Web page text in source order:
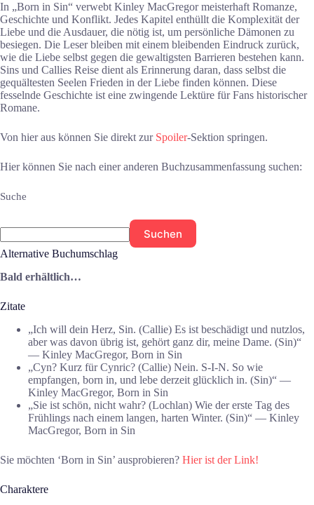
In „Born in Sin“ verwebt Kinley MacGregor meisterhaft Romanze,
Geschichte und Konflikt. Jedes Kapitel enthüllt die Komplexität der
Liebe und die Ausdauer, die nötig ist, um persönliche Dämonen zu
besiegen. Die Leser bleiben mit einem bleibenden Eindruck zurück,
wie die Liebe selbst gegen die gewaltigsten Barrieren bestehen kann.
Sins und Callies Reise dient als Erinnerung daran, dass selbst die
gequältesten Seelen Frieden in der Liebe finden können. Diese
fesselnde Geschichte ist eine zwingende Lektüre für Fans historischer
Romane.
Von hier aus können Sie direkt zur Spoiler-Sektion springen.
Hier können Sie nach einer anderen Buchzusammenfassung suchen:
Suche
Suchen
Alternative Buchumschlag
Bald erhältlich…
Zitate
„Ich will dein Herz, Sin. (Callie) Es ist beschädigt und nutzlos,
aber was davon übrig ist, gehört ganz dir, meine Dame. (Sin)“
― Kinley MacGregor, Born in Sin
„Cyn? Kurz für Cynric? (Callie) Nein. S-I-N. So wie
empfangen, born in, und lebe derzeit glücklich in. (Sin)“ ―
Kinley MacGregor, Born in Sin
„Sie ist schön, nicht wahr? (Lochlan) Wie der erste Tag des
Frühlings nach einem langen, harten Winter. (Sin)“ ― Kinley
MacGregor, Born in Sin
Sie möchten ‘Born in Sin’ ausprobieren? Hier ist der Link!
Charaktere